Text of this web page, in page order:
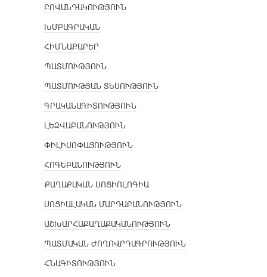
ԲՈՎԱՆԴԱԿՈՒԹՅՈՒՆ
ԽՄԲԱԳՐԱԿԱՆ
ՀԻՄՆԱՔԱՐԵՐ
ՊԱՏՄՈՒԹՅՈՒՆ
ՊԱՏՄՈՒԹՅԱՆ ՏԵՍՈՒԹՅՈՒՆ
ԳՐԱԿԱՆԱԳԻՏՈՒԹՅՈՒՆ
ԼԵԶՎԱԲԱՆՈՒԹՅՈՒՆ
ՓԻԼԻՍՈՓԱՅՈՒԹՅՈՒՆ
ՀՈԳԵԲԱՆՈՒԹՅՈՒՆ
ՔԱՂԱՔԱԿԱՆ ՍՈՑԻՈԼՈԳԻԱ
ՍՈՑԻԱԼԱԿԱՆ ՄԱՐԴԱԲԱՆՈՒԹՅՈՒՆ
ԱՇԽԱՐՀԱՔԱՂԱՔԱԿԱՆՈՒԹՅՈՒՆ
ՊԱՏՄԱԿԱՆ ԺՈՂՈՎՐԴԱԳՐՈՒԹՅՈՒՆ
ՀՆԱԳԻՏՈՒԹՅՈՒՆ